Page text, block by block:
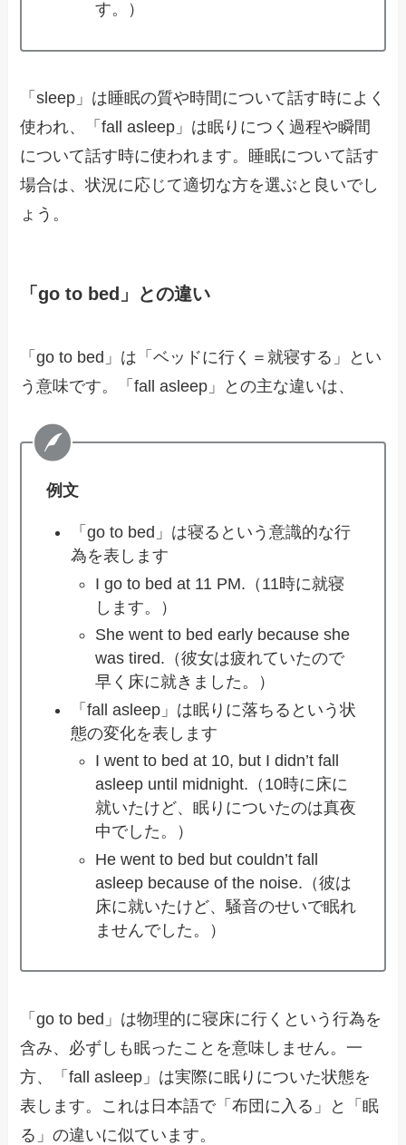
す。）
「sleep」は睡眠の質や時間について話す時によく
使われ、「fall asleep」は眠りにつく過程や瞬間
について話す時に使われます。睡眠について話す
場合は、状況に応じて適切な方を選ぶと良いでし
ょう。
「go to bed」との違い
「go to bed」は「ベッドに行く＝就寝する」とい
う意味です。「fall asleep」との主な違いは、
例文
「go to bed」は寝るという意識的な行
為を表します
I go to bed at 11 PM.（11時に就寝
します。）
She went to bed early because she
was tired.（彼女は疲れていたので
早く床に就きました。）
「fall asleep」は眠りに落ちるという状
態の変化を表します
I went to bed at 10, but I didn’t fall
asleep until midnight.（10時に床に
就いたけど、眠りについたのは真夜
中でした。）
He went to bed but couldn’t fall
asleep because of the noise.（彼は
床に就いたけど、騒音のせいで眠れ
ませんでした。）
「go to bed」は物理的に寝床に行くという行為を
含み、必ずしも眠ったことを意味しません。一
方、「fall asleep」は実際に眠りについた状態を
表します。これは日本語で「布団に入る」と「眠
る」の違いに似ています。